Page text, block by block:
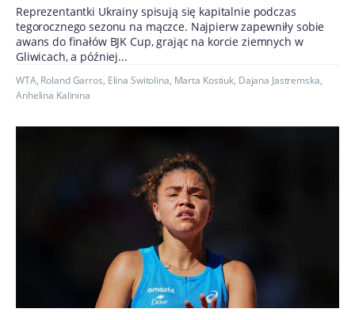
Reprezentantki Ukrainy spisują się kapitalnie podczas
tegorocznego sezonu na mączce. Najpierw zapewniły sobie
awans do finałów BJK Cup, grając na korcie ziemnych w
Gliwicach, a później...
WTA, Roland Garros, Elina Switolina, Marta Kostiuk, Dajana Jastremska,
Anhelina Kalinina